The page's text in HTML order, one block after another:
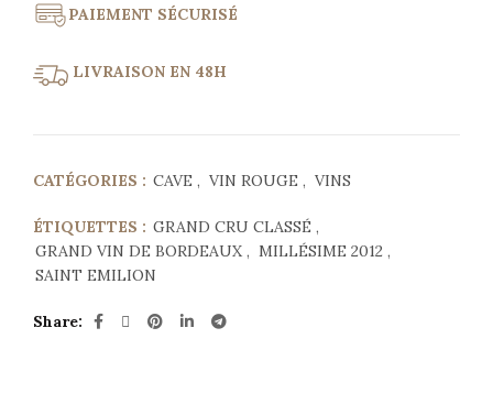
PAIEMENT SÉCURISÉ
LIVRAISON EN 48H
CATÉGORIES : CAVE , VIN ROUGE , VINS
ÉTIQUETTES : GRAND CRU CLASSÉ ,
GRAND VIN DE BORDEAUX , MILLÉSIME 2012 ,
SAINT EMILION
Share